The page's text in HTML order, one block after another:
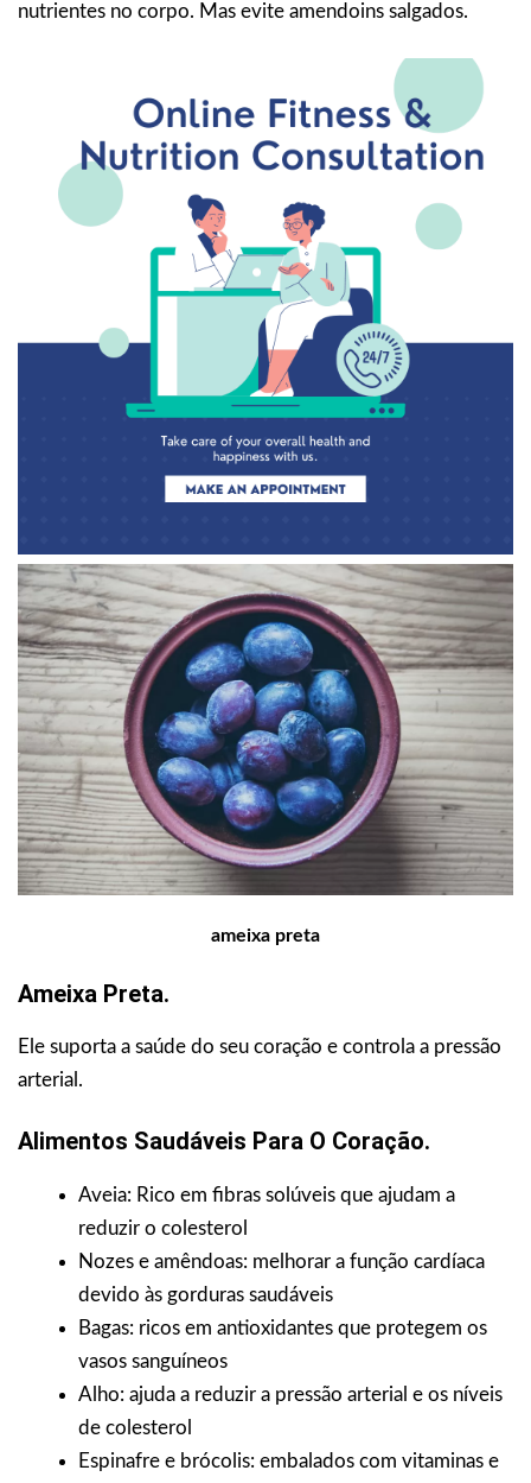
nutrientes no corpo. Mas evite amendoins salgados.
ameixa preta
Ameixa Preta.
Ele suporta a saúde do seu coração e controla a pressão
arterial.
Alimentos Saudáveis Para O Coração.
Aveia: Rico em fibras solúveis que ajudam a
reduzir o colesterol
Nozes e amêndoas: melhorar a função cardíaca
devido às gorduras saudáveis
Bagas: ricos em antioxidantes que protegem os
vasos sanguíneos
Alho: ajuda a reduzir a pressão arterial e os níveis
de colesterol
Espinafre e brócolis: embalados com vitaminas e